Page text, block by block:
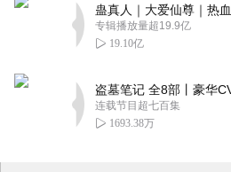
专辑播放量超19.9亿
19.10亿
连载节目超七百集
1693.38万